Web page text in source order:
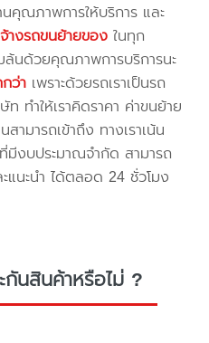
คุณภาพการให้บริการ และ
จ้างรถขนย้ายของ ในทุก
ล้นด้วยคุณภาพการบริการนะ
ว่า เพราะด้วยรถเราเป็นรถ
ทำให้เราคิดราคา ค่าขนย้าย
ามารถเข้าถึง ทางเราเน้น
มีงบประมาณจำกัด สามารถ
แนะนำ ได้ตลอด 24 ชั่วโมง
กันสินค้าหรือไม่ ?